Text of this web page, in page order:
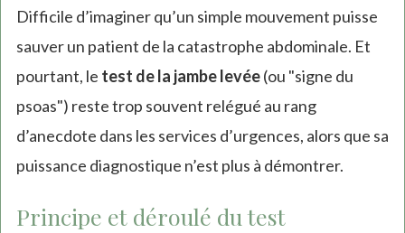
Difficile d’imaginer qu’un simple mouvement puisse
sauver un patient de la catastrophe abdominale. Et
pourtant, le test de la jambe levée(ou "signe du
psoas") reste trop souvent relégué au rang
d’anecdote dans les services d’urgences, alors que sa
puissance diagnostique n’est plus à démontrer.
Principe et déroulé du test